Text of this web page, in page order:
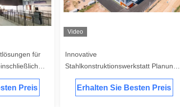
für
vor Ort
Preis
Video
Innovative
Stahlkonstruktionswerkstatt Planungs-
und Bautechniken für eine
verbesserte strukturelle Integrität und
Erhalten Sie Besten Preis